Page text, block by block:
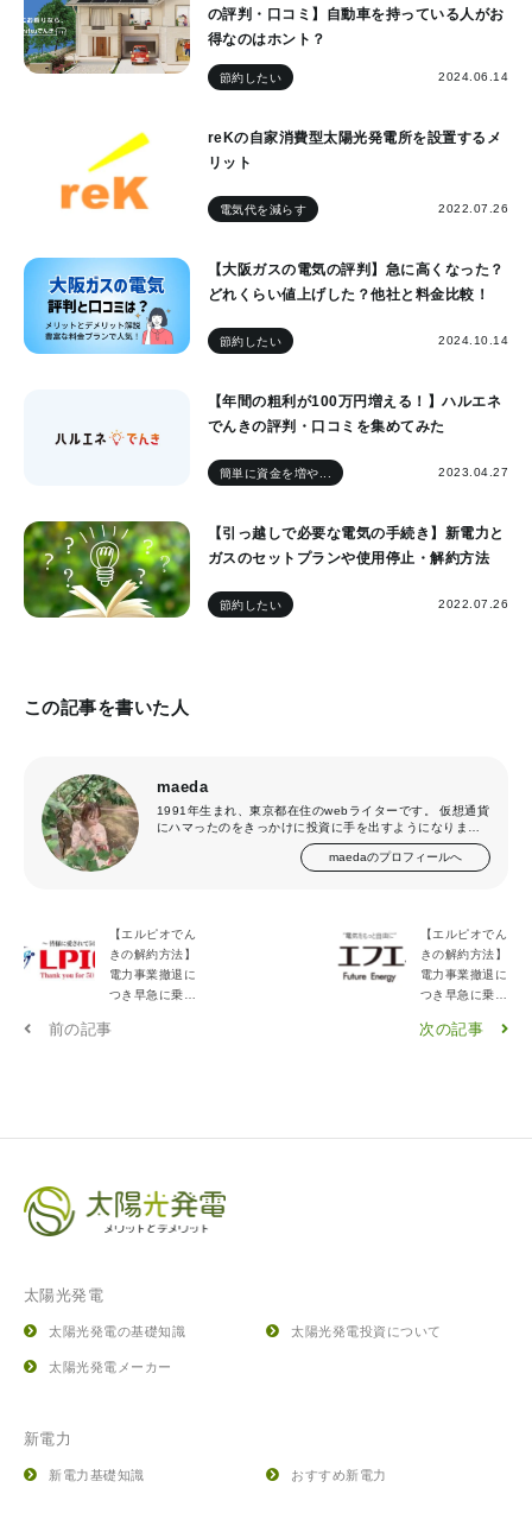
の評判・口コミ】自動車を持っている人がお
得なのはホント？
節約したい 2024.06.14
reKの自家消費型太陽光発電所を設置するメ
リット
電気代を減らす 2022.07.26
【大阪ガスの電気の評判】急に高くなった？
どれくらい値上げした？他社と料金比較！
節約したい 2024.10.14
【年間の粗利が100万円増える！】ハルエネ
でんきの評判・口コミを集めてみた
簡単に資金を増や... 2023.04.27
【引っ越しで必要な電気の手続き】新電力と
ガスのセットプランや使用停止・解約方法
節約したい 2022.07.26
この記事を書いた人
maeda
maedaのプロフィールへ
1991年生まれ、東京都在住のwebライターです。 仮想通貨
にハマったのをきっかけに投資に手を出すようになりまし
た。「どうすれば投資で失敗しないか」を追求した結果、
太陽光発電投資の魅力に気づき、今では仮想通貨と太陽光
【エルピオでん
きの解約方法】
電力事業撤退に
つき早急に乗り
前の記事
【エルピオでん
きの解約方法】
電力事業撤退に
つき早急に乗り
次の記事
太陽光発電
太陽光発電の基礎知識 太陽光発電投資について
太陽光発電メーカー
新電力
新電力基礎知識 おすすめ新電力